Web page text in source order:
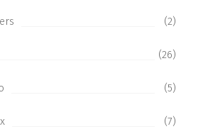
(2)
(26)
(5)
(7)